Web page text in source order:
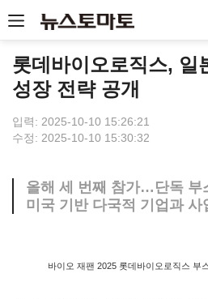
롯데바이오로직스, 일
성장 전략 공개
입력: 2025-10-10 15:26:21
수정: 2025-10-10 15:30:32
올해 세 번째 참가…단독 부
미국 기반 다국적 기업과 사
바이오 재팬 2025 롯데바이오로직스 부